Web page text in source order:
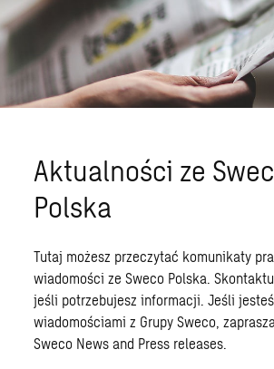
Aktualności ze
Polska
Tutaj możesz przeczytać komunikaty
wiadomości ze Sweco Polska.
jeśli potrzebujesz informacji. Jeśli
wiadomościami z Grupy Sweco,
Sweco News and Press releases.